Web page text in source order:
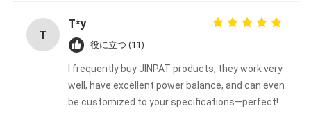
T
T*y
役に立つ (11)
I frequently buy JINPAT products; they work very
well, have excellent power balance, and can even
be customized to your specifications—perfect!